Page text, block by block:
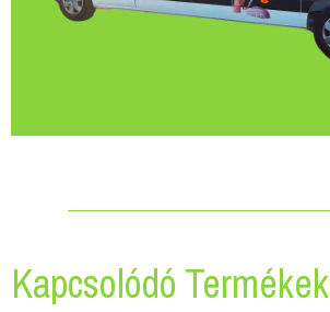
Kapcsolódó Termékek